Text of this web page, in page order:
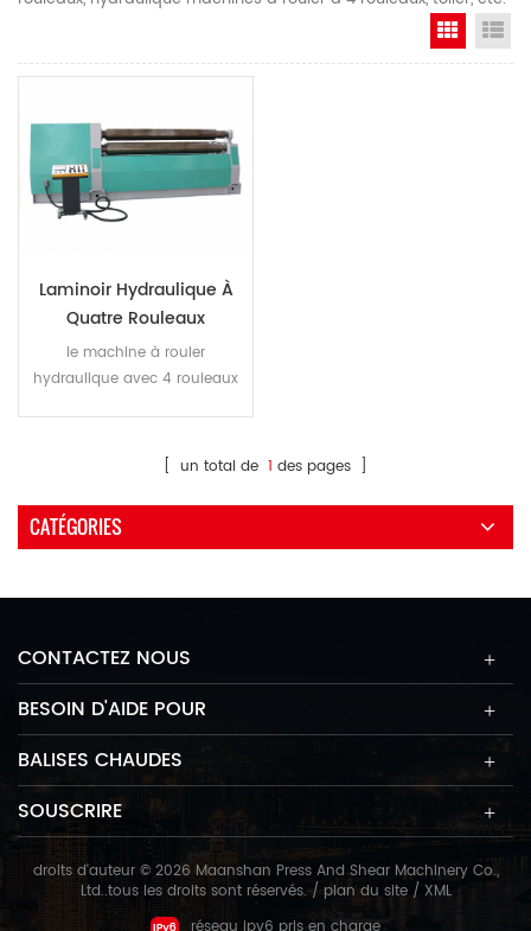
Grid
Laminoir Hydraulique À
Quatre Rouleaux
le machine à rouler
hydraulique avec 4 rouleaux
comme un baril, un arc ou
[ un total de 1 des pages ]
CATÉGORIES
CONTACTEZ NOUS
BESOIN D'AIDE POUR
BALISES CHAUDES
SOUSCRIRE
droits d'auteur © 2026 Maanshan Press And Shear Machinery Co.,
Ltd..tous les droits sont réservés. /plan du site/ XML